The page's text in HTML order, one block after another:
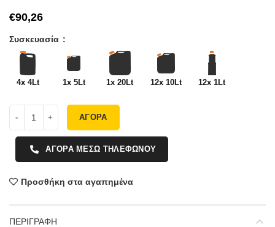
€
Συσκευασία
4x 4Lt 1x 5Lt 1x 20Lt 12x 10Lt 12x 1Lt
ΑΓΟΡΑ
ΑΓΟΡΑ ΜΕΣΩ ΤΗΛΕΦΩΝΟΥ
Προσθήκη στα αγαπημένα
ΠΕΡΙΓΡΑΦΗ